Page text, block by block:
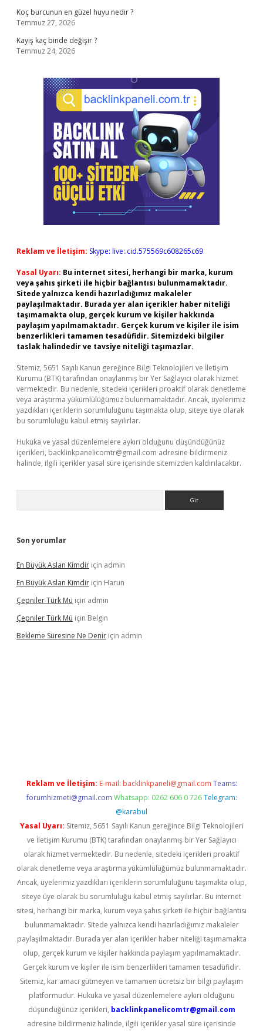
Koç burcunun en güzel huyu nedir ?
Temmuz 27, 2026
Kayış kaç binde değişir ?
Temmuz 24, 2026
Reklam ve İletişim: Skype: live:.cid.575569c608265c69
Yasal Uyarı: Bu internet sitesi, herhangi bir marka, kurum
veya şahıs şirketi ile hiçbir bağlantısı bulunmamaktadır.
Sitede yalnızca kendi hazırladığımız makaleler
paylaşılmaktadır. Burada yer alan içerikler haber niteliği
taşımamakta olup, gerçek kurum ve kişiler hakkında
paylaşım yapılmamaktadır. Gerçek kurum ve kişiler ile isim
benzerlikleri tamamen tesadüfidir. Sitemizdeki bilgiler
taslak halindedir ve tavsiye niteliği taşımazlar.
Sitemiz, 5651 Sayılı Kanun gereğince Bilgi Teknolojileri ve İletişim
Kurumu (BTK) tarafından onaylanmış bir Yer Sağlayıcı olarak hizmet
vermektedir. Bu nedenle, sitedeki içerikleri proaktif olarak denetleme
veya araştırma yükümlülüğümüz bulunmamaktadır. Ancak, üyelerimiz
yazdıkları içeriklerin sorumluluğunu taşımakta olup, siteye üye olarak
bu sorumluluğu kabul etmiş sayılırlar.
Hukuka ve yasal düzenlemelere aykırı olduğunu düşündüğünüz
içerikleri, backlinkpanelicomtr@gmail.com adresine bildirmeniz
halinde, ilgili içerikler yasal süre içerisinde sitemizden kaldırılacaktır.
Son yorumlar
En Büyük Aslan Kimdir için admin
En Büyük Aslan Kimdir için Harun
Çepniler Türk Mü için admin
Çepniler Türk Mü için Belgin
Bekleme Süresine Ne Denir için admin
Reklam ve İletişim: E-mail: backlinkpaneli@gmail.com Teams:
forumhizmeti@gmail.com Whatsapp: 0262 606 0 726 Telegram:
@karabul
Yasal Uyarı: Sitemiz, 5651 Sayılı Kanun gereğince Bilgi Teknolojileri
ve İletişim Kurumu (BTK) tarafından onaylanmış bir Yer Sağlayıcı
olarak hizmet vermektedir. Bu nedenle, sitedeki içerikleri proaktif
olarak denetleme veya araştırma yükümlülüğümüz bulunmamaktadır.
Ancak, üyelerimiz yazdıkları içeriklerin sorumluluğunu taşımakta olup,
siteye üye olarak bu sorumluluğu kabul etmiş sayılırlar. Bu internet
sitesi, herhangi bir marka, kurum veya şahıs şirketi ile hiçbir bağlantısı
bulunmamaktadır. Sitede yalnızca kendi hazırladığımız makaleler
paylaşılmaktadır. Burada yer alan içerikler haber niteliği taşımamakta
olup, gerçek kurum ve kişiler hakkında paylaşım yapılmamaktadır.
Gerçek kurum ve kişiler ile isim benzerlikleri tamamen tesadüfidir.
Sitemiz, kar amacı gütmeyen ve tamamen ücretsiz bir bilgi paylaşım
platformudur. Hukuka ve yasal düzenlemelere aykırı olduğunu
düşündüğünüz içerikleri, backlinkpanelicomtr@gmail.com
adresine bildirmeniz halinde, ilgili içerikler yasal süre içerisinde